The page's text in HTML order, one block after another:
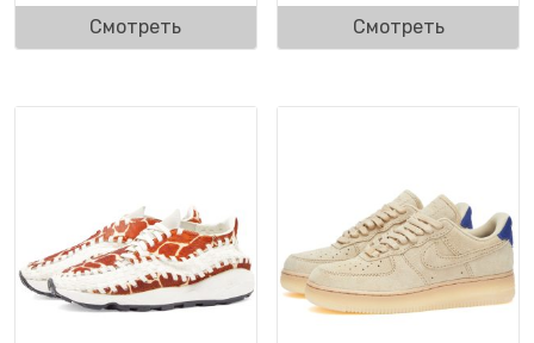
Смотреть Смотреть